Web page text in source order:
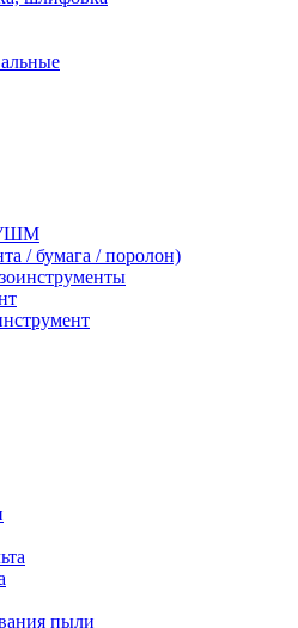
УШМ
/ бумага / поролон)
пыли